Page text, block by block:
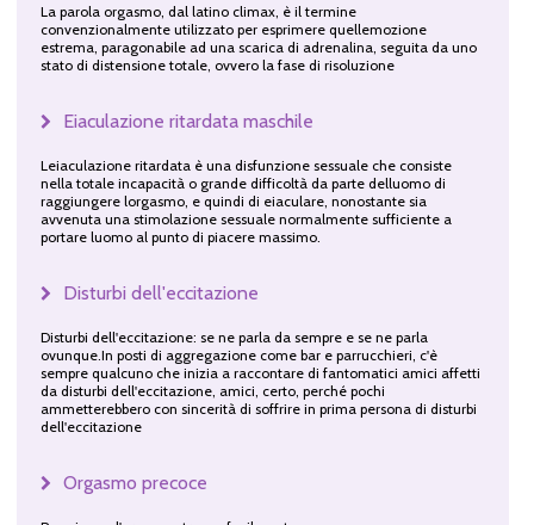
La parola orgasmo, dal latino climax, è il termine
convenzionalmente utilizzato per esprimere quellemozione
estrema, paragonabile ad una scarica di adrenalina, seguita da uno
stato di distensione totale, ovvero la fase di risoluzione
Eiaculazione ritardata maschile
Leiaculazione ritardata è una disfunzione sessuale che consiste
nella totale incapacità o grande difficoltà da parte delluomo di
raggiungere lorgasmo, e quindi di eiaculare, nonostante sia
avvenuta una stimolazione sessuale normalmente sufficiente a
portare luomo al punto di piacere massimo.
Disturbi dell'eccitazione
Disturbi dell'eccitazione: se ne parla da sempre e se ne parla
ovunque.In posti di aggregazione come bar e parrucchieri, c'è
sempre qualcuno che inizia a raccontare di fantomatici amici affetti
da disturbi dell'eccitazione, amici, certo, perché pochi
ammetterebbero con sincerità di soffrire in prima persona di disturbi
dell'eccitazione
Orgasmo precoce